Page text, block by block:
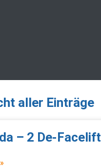
aller Einträge
– 2 De-Facelift